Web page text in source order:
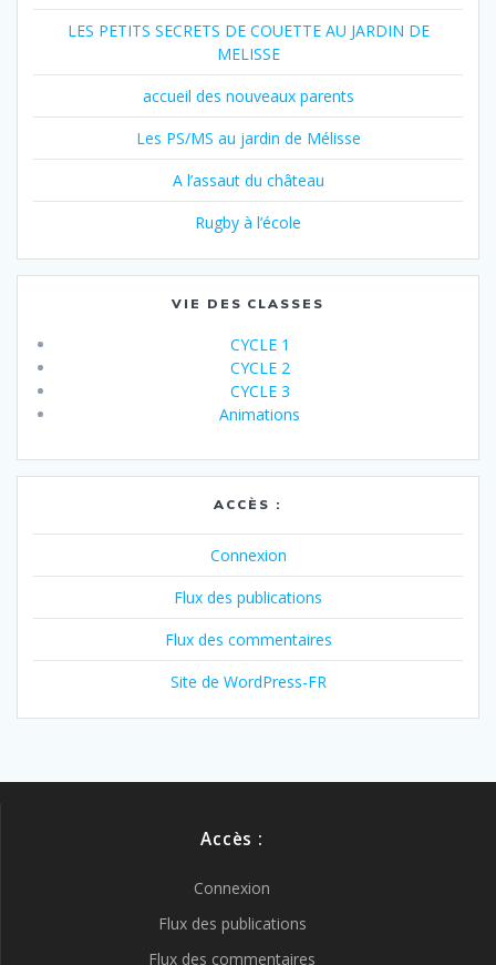
LES PETITS SECRETS DE COUETTE AU JARDIN DE
MELISSE
accueil des nouveaux parents
Les PS/MS au jardin de Mélisse
A l’assaut du château
Rugby à l’école
VIE DES CLASSES
CYCLE 1
CYCLE 2
CYCLE 3
Animations
ACCÈS :
Connexion
Flux des publications
Flux des commentaires
Site de WordPress-FR
Accès :
Connexion
Flux des publications
Flux des commentaires